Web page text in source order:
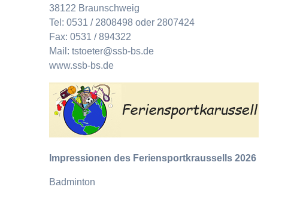
38122 Braunschweig
Tel: 0531 / 2808498 oder 2807424
Fax: 0531 / 894322
Mail: tstoeter@ssb-bs.de
www.ssb-bs.de
Impressionen des Feriensportkraussells 2026
Badminton